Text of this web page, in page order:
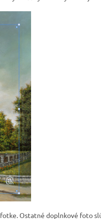
fotke. Ostatné doplnkové foto